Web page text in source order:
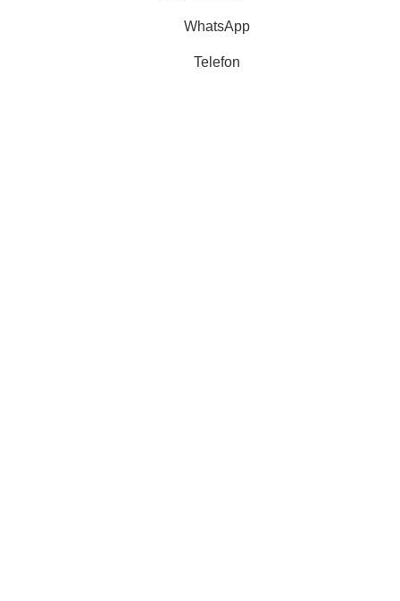
WhatsApp
Telefon